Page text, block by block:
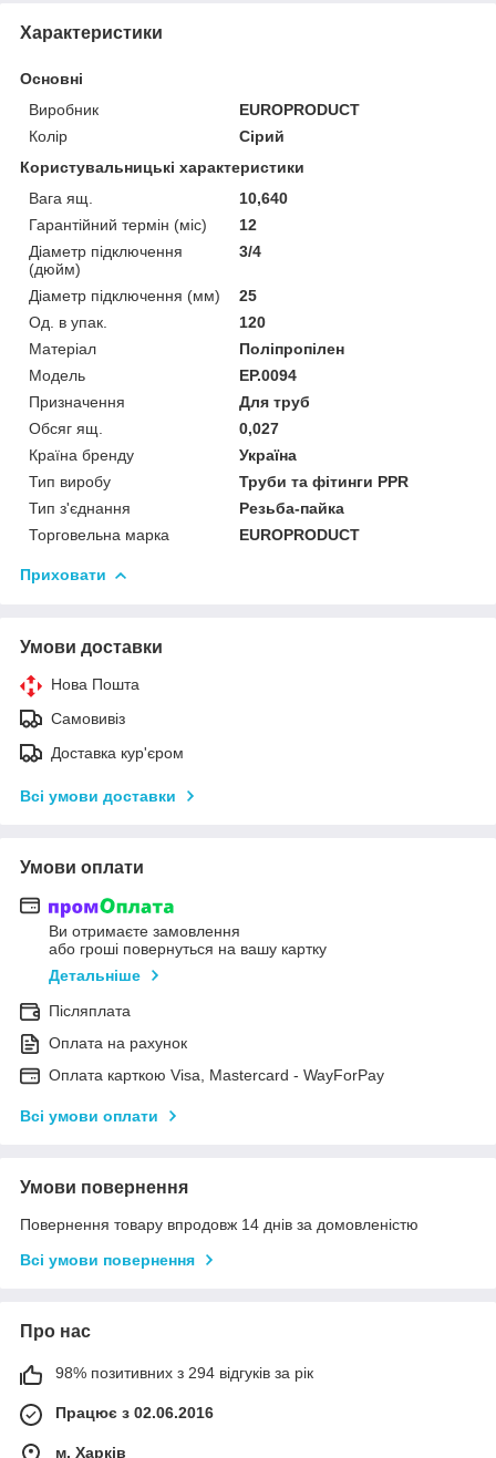
Характеристики
Основні
Виробник
EUROPRODUCT
Колір
Сірий
Користувальницькі характеристики
Вага ящ.
10,640
Гарантійний термін (міс)
12
Діаметр підключення
(дюйм)
3/4
Діаметр підключення (мм)
25
Од. в упак.
120
Матеріал
Поліпропілен
Мoдель
EP.0094
Призначення
Для труб
Обсяг ящ.
0,027
Країна бренду
Україна
Тип виробу
Труби та фітинги PPR
Тип з'єднання
Резьба-пайка
Торговельна марка
EUROPRODUCT
Приховати
Умови доставки
Нова Пошта
Самовивіз
Доставка кур'єром
Всі умови доставки
Умови оплати
Ви отримаєте замовлення
або гроші повернуться на вашу картку
Детальніше
Післяплата
Оплата на рахунок
Оплата карткою Visa, Mastercard - WayForPay
Всі умови оплати
Умови повернення
Повернення товару впродовж 14 днів за домовленістю
Всі умови повернення
Про нас
98% позитивних з 294 відгуків за рік
Працює з 02.06.2016
м. Харків